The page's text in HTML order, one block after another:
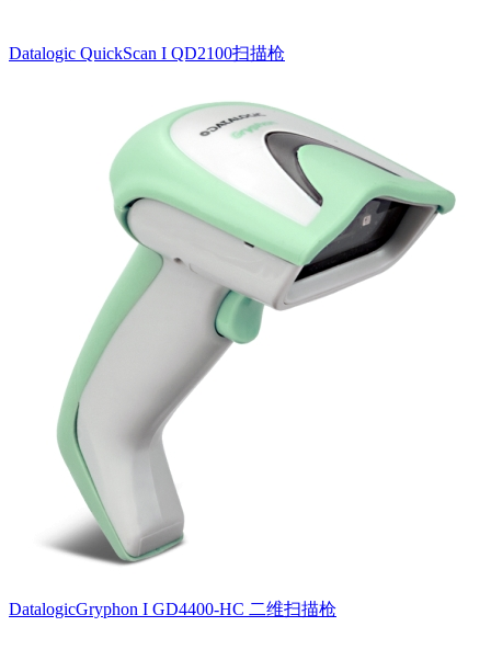
Datalogic QuickScan I QD2100扫描枪
DatalogicGryphon I GD4400-HC 二维扫描枪